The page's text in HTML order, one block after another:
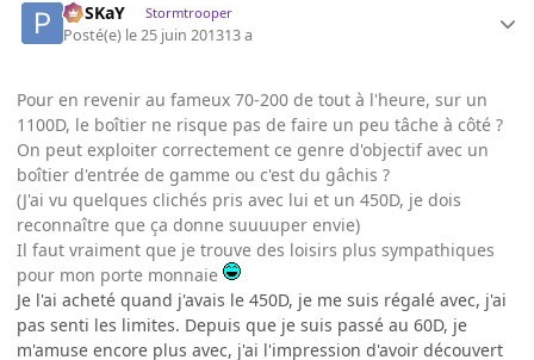
PoSKaY Stormtrooper
Posté(e) le 25 juin 201313 a
Pour en revenir au fameux 70-200 de tout à l'heure, sur un
1100D, le boîtier ne risque pas de faire un peu tâche à côté ?
On peut exploiter correctement ce genre d'objectif avec un
boîtier d'entrée de gamme ou c'est du gâchis ?
(J'ai vu quelques clichés pris avec lui et un 450D, je dois
reconnaître que ça donne suuuuper envie)
Il faut vraiment que je trouve des loisirs plus sympathiques
pour mon porte monnaie
Je l'ai acheté quand j'avais le 450D, je me suis régalé avec, j'ai
pas senti les limites. Depuis que je suis passé au 60D, je
m'amuse encore plus avec, j'ai l'impression d'avoir découvert